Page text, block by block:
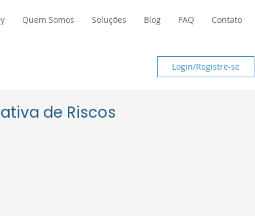
Quem Somos Soluções Blog FAQ Contato
Login/Registre-se
de Riscos